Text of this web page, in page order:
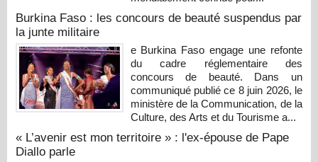
Burkina Faso : les concours de beauté suspendus par
la junte militaire
e Burkina Faso engage une refonte
du cadre réglementaire des
concours de beauté. Dans un
communiqué publié ce 8 juin 2026, le
ministère de la Communication, de la
Culture, des Arts et du Tourisme a...
« L’avenir est mon territoire » : l'ex-épouse de Pape
Diallo parle